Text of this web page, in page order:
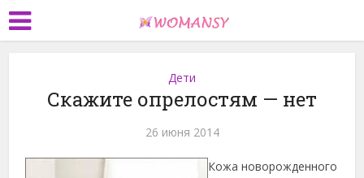
Дети
Скажите опрелостям — нет
26 июня 2014
Кожа новорожденного